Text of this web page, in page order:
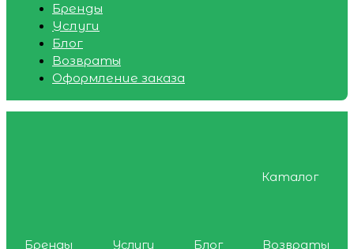
Бренды
Услуги
Блог
Возвраты
Оформление заказа
Каталог
Бренды Услуги Блог
Возвраты